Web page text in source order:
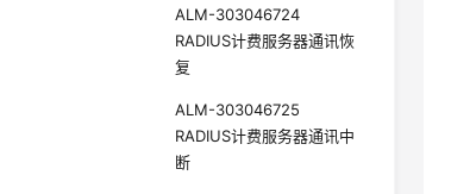
ALM-303046724
RADIUS计费服务器通讯恢
复
ALM-303046725
RADIUS计费服务器通讯中
断